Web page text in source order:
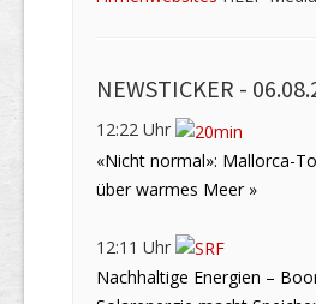
NEWSTICKER -
12:22 Uhr
«Nicht normal»: Mallorca-
über warmes Meer »
12:11 Uhr
Nachhaltige Energien –